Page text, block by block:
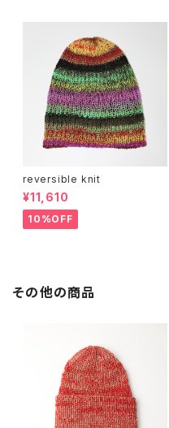
reversible knit
¥11,610
10%OFF
その他の商品